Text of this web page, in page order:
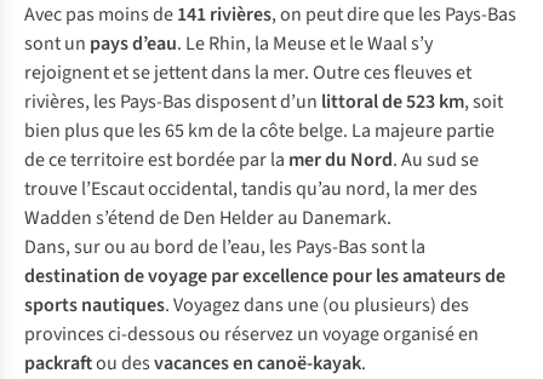
Avec pas moins de141 rivières, on peut dire que les Pays-Bas
sont un pays d’eau. Le Rhin, la Meuse et le Waal s’y
rejoignent et se jettent dans la mer. Outre ces fleuves et
rivières, les Pays-Bas disposent d’un littoral de 523 km, soit
bien plus que les 65 km de la côte belge. La majeure partie
de ce territoire est bordée par la mer du Nord. Au sud se
trouve l’Escaut occidental, tandis qu’au nord, la mer des
Wadden s’étend de Den Helder au Danemark.
Dans, sur ou au bord de l’eau, les Pays-Bas sont la
destination de voyage par excellence pour les amateurs de
sports nautiques. Voyagez dans une (ou plusieurs) des
provinces ci-dessous ou réservez un voyage organisé en
packraftou desvacances en canoë-kayak.